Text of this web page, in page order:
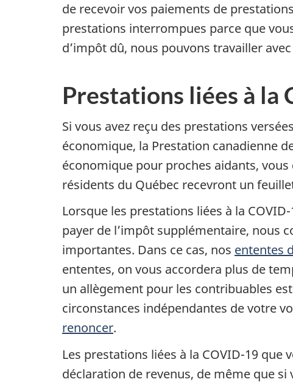
de recevoir vos paiements de
prestations interrompues parce que
d’impôt dû, nous pouvons travailler
Prestations liées à la
Si vous avez reçu des prestations
économique, la Prestation canadienne
économique pour proches aidants,
résidents du Québec recevront un
Lorsque les prestations liées à la
payer de l’impôt supplémentaire, nous
importantes. Dans ce cas, nos ententes
ententes, on vous accordera plus de
un allègement pour les contribuables
circonstances indépendantes de votre
renoncer.
Les prestations liées à la COVID-19
déclaration de revenus, de même que si